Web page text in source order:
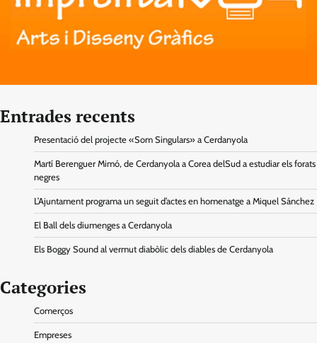
Entrades recents
Presentació del projecte «Som Singulars» a Cerdanyola
Martí Berenguer Mimó, de Cerdanyola a Corea delSud a estudiar els forats
negres
L’Ajuntament programa un seguit d’actes en homenatge a Miquel Sánchez
El Ball dels diumenges a Cerdanyola
Els Boggy Sound al vermut diabòlic dels diables de Cerdanyola
Categories
Comerços
Empreses